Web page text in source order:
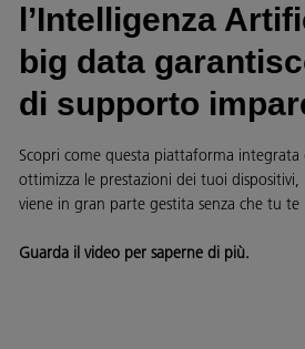
l’Intelligenza
big data
di supporto
Scopri come questa piattaforma integrata
ottimizza le prestazioni dei tuoi
viene in gran parte gestita senza che tu te
Guarda il video per saperne di più.